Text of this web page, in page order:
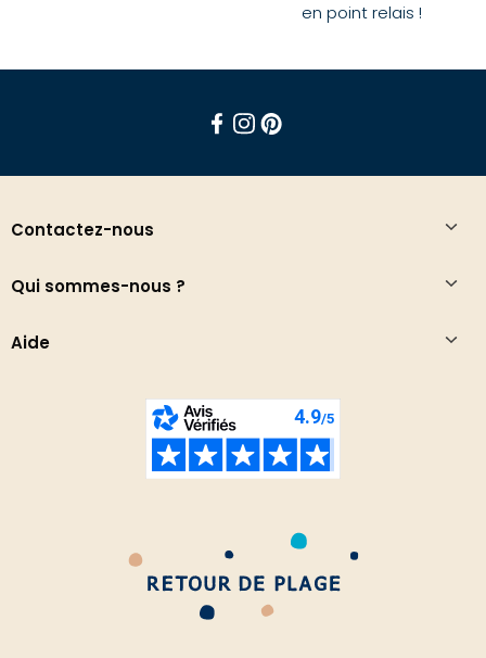
en point relais !
Contactez-nous
Qui sommes-nous ?
Aide